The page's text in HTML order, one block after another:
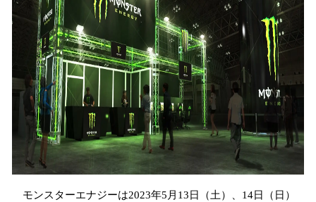
モンスターエナジーは2023年5月13日（土）、14日（日）